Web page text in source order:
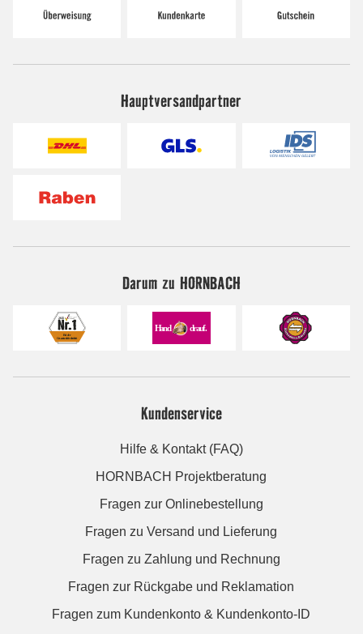
Hauptversandpartner
Darum zu HORNBACH
Kundenservice
Hilfe & Kontakt (FAQ)
HORNBACH Projektberatung
Fragen zur Onlinebestellung
Fragen zu Versand und Lieferung
Fragen zu Zahlung und Rechnung
Fragen zur Rückgabe und Reklamation
Fragen zum Kundenkonto & Kundenkonto-ID